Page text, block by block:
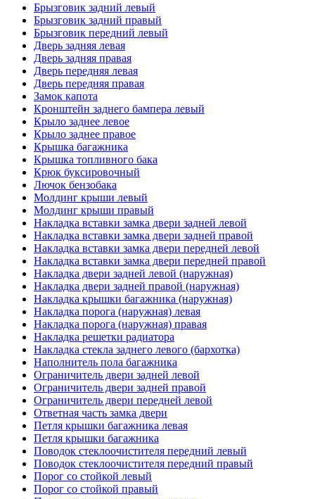
Брызговик задний левый
Брызговик задний правый
Брызговик передний левый
Дверь задняя левая
Дверь задняя правая
Дверь передняя левая
Дверь передняя правая
Замок капота
Кронштейн заднего бампера левый
Крыло заднее левое
Крыло заднее правое
Крышка багажника
Крышка топливного бака
Крюк буксировочный
Лючок бензобака
Молдинг крыши левый
Молдинг крыши правый
Накладка вставки замка двери задней левой
Накладка вставки замка двери задней правой
Накладка вставки замка двери передней левой
Накладка вставки замка двери передней правой
Накладка двери задней левой (наружная)
Накладка двери задней правой (наружная)
Накладка крышки багажника (наружная)
Накладка порога (наружная) левая
Накладка порога (наружная) правая
Накладка решетки радиатора
Накладка стекла заднего левого (бархотка)
Наполнитель пола багажника
Ограничитель двери задней левой
Ограничитель двери задней правой
Ограничитель двери передней левой
Ответная часть замка двери
Петля крышки багажника левая
Петля крышки багажника
Поводок стеклоочистителя передний левый
Поводок стеклоочистителя передний правый
Порог со стойкой левый
Порог со стойкой правый